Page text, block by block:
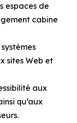
espaces de
cabine
sites Web et
aux
qu’aux